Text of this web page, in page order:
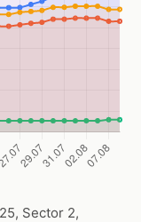
Sector 2,